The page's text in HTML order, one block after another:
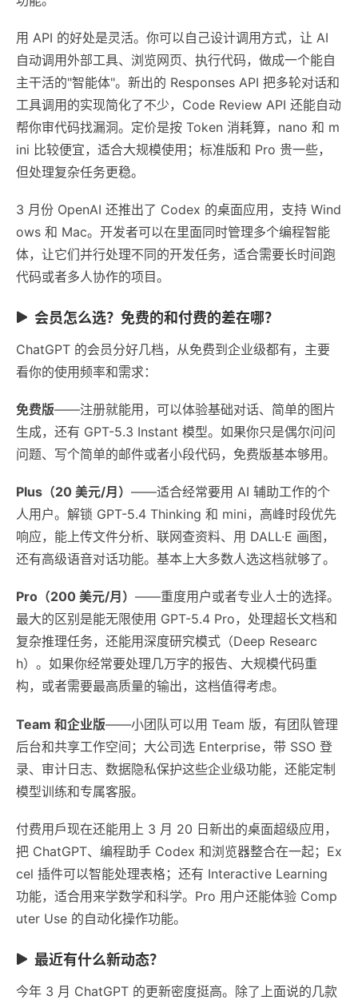
用 API 的好处是灵活。你可以自己设计调用方式，让 AI
自动调用外部工具、浏览网页、执行代码，做成一个能自
主干活的"智能体"。新出的 Responses API 把多轮对话和
工具调用的实现简化了不少，Code Review API 还能自动
帮你审代码找漏洞。定价是按 Token 消耗算，nano 和 m
ini 比较便宜，适合大规模使用；标准版和 Pro 贵一些，
但处理复杂任务更稳。
3 月份 OpenAI 还推出了 Codex 的桌面应用，支持 Wind
ows 和 Mac。开发者可以在里面同时管理多个编程智能
体，让它们并行处理不同的开发任务，适合需要长时间跑
代码或者多人协作的项目。
会员怎么选？免费的和付费的差在哪？
ChatGPT 的会员分好几档，从免费到企业级都有，主要
看你的使用频率和需求：
免费版——注册就能用，可以体验基础对话、简单的图片
生成，还有 GPT-5.3 Instant 模型。如果你只是偶尔问问
问题、写个简单的邮件或者小段代码，免费版基本够用。
Plus（20 美元/月） ——适合经常要用 AI 辅助工作的个
人用户。解锁 GPT-5.4 Thinking 和 mini，高峰时段优先
响应，能上传文件分析、联网查资料、用 DALL·E 画图，
还有高级语音对话功能。基本上大多数人选这档就够了。
Pro（200 美元/月） ——重度用户或者专业人士的选择。
最大的区别是能无限使用 GPT-5.4 Pro，处理超长文档和
复杂推理任务，还能用深度研究模式（Deep Researc
h）。如果你经常要处理几万字的报告、大规模代码重
构，或者需要最高质量的输出，这档值得考虑。
Team 和企业版——小团队可以用 Team 版，有团队管理
后台和共享工作空间；大公司选 Enterprise，带 SSO 登
录、审计日志、数据隐私保护这些企业级功能，还能定制
模型训练和专属客服。
付费用戶现在还能用上 3 月 20 日新出的桌面超级应用，
把 ChatGPT、编程助手 Codex 和浏览器整合在一起；Ex
cel 插件可以智能处理表格；还有 Interactive Learning
功能，适合用来学数学和科学。Pro 用户还能体验 Comp
uter Use 的自动化操作功能。
最近有什么新动态？
今年 3 月 ChatGPT 的更新密度挺高。除了上面说的几款